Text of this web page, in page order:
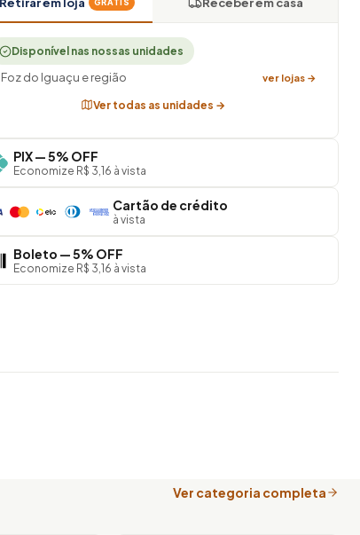
GRÁTIS
Disponível nas nossas unidades
Foz do Iguaçu e região ver lojas →
Ver todas as unidades →
PIX — 5% OFF
Economize R$ 3,16 à vista
Cartão de crédito
à vista
Boleto — 5% OFF
Economize R$ 3,16 à vista
Ver categoria completa